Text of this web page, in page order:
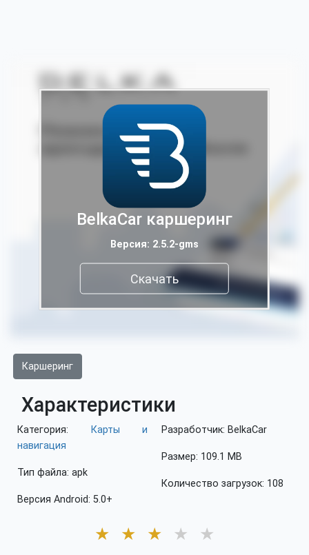
BelkaCar каршеринг
Версия: 2.5.2-gms
Скачать
Каршеринг
Характеристики
Категория:
Карты и
навигация
Тип файла: apk
Версия Android: 5.0+
Разработчик: BelkaCar
Размер: 109.1 MB
Количество загрузок: 108
★ ★ ★ ★ ★